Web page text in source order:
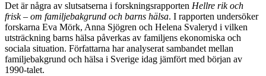
Det är några av slutsatserna i forskningsrapporten Hellre rik och
frisk – om familjebakgrund och barns hälsa. I rapporten undersöker
forskarna Eva Mörk, Anna Sjögren och Helena Svaleryd i vilken
utsträckning barns hälsa påverkas av familjens ekonomiska och
sociala situation. Författarna har analyserat sambandet mellan
familjebakgrund och hälsa i Sverige idag jämfört med början av
1990-talet.